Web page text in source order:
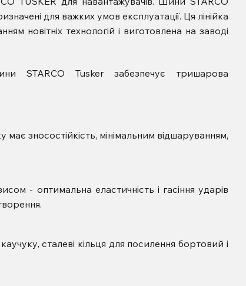
для важких умов експлуатації. Ця лінійка
новітніх технологій і виготовлена ​​на заводі
STARCO Tusker забезпечує тришарова
зносостійкість, мінімальним відшаруванням,
- оптимальна еластичність і гасіння ударів
сталеві кільця для посилення бортовий і